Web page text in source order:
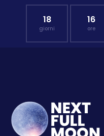
18
giorni
16
ore